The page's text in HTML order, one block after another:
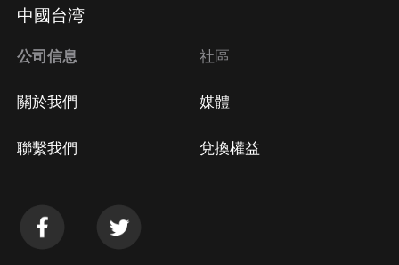
中國台湾
公司信息
關於我們
聯繫我們
社區
媒體
兌換權益